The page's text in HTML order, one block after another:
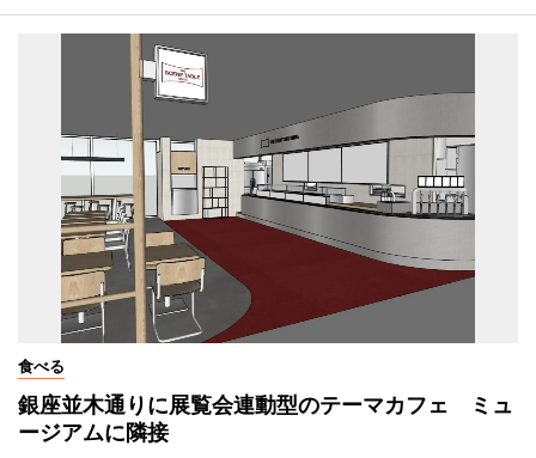
食べる
銀座並木通りに展覧会連動型のテーマカフェ ミュ
ージアムに隣接